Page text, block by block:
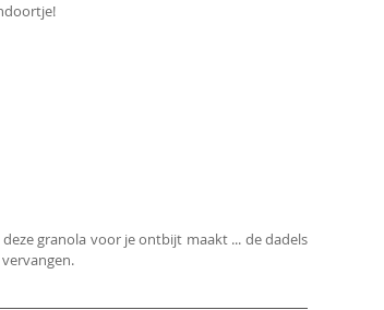
granola voor je ontbijt maakt ... de dadels